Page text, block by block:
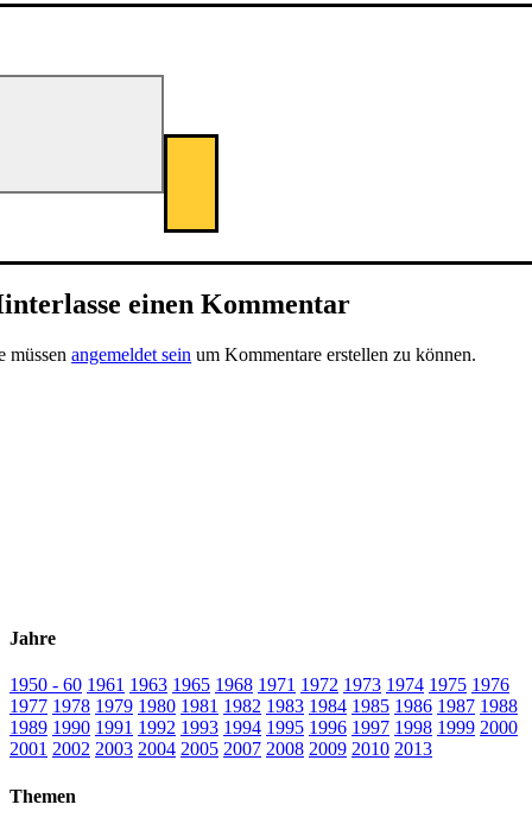
einen Kommentar
müssenangemeldet sein um Kommentare erstellen zu können.
Jahre
1950 - 60 1961 1963 1965 1968 1971 1972 1973 1974 1975 1976
1977 1978 1979 1980 1981 1982 1983 1984 1985 1986 1987 1988
1989 1990 1991 1992 1993 1994 1995 1996 1997 1998 1999 2000
2001 2002 2003 2004 2005 2007 2008 2009 2010 2013
Themen